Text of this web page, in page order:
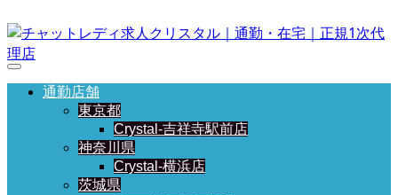
通勤店舗
東京都
Crystal-吉祥寺駅前店
神奈川県
Crystal-横浜店
茨城県